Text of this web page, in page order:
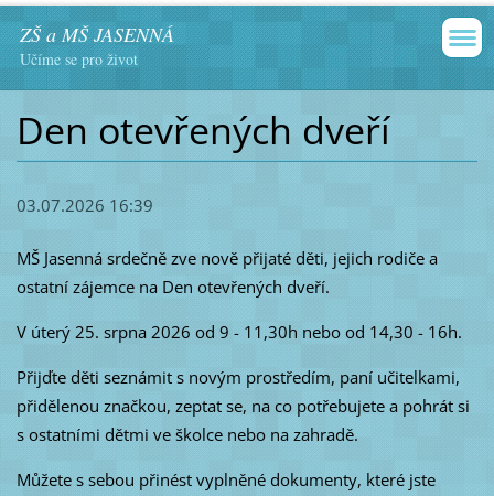
ZŠ a MŠ JASENNÁ
Učíme se pro život
Den otevřených dveří
03.07.2026 16:39
MŠ Jasenná srdečně zve nově přijaté děti, jejich rodiče a
ostatní zájemce na Den otevřených dveří.
V úterý 25. srpna 2026 od 9 - 11,30h nebo od 14,30 - 16h.
Přijďte děti seznámit s novým prostředím, paní učitelkami,
přidělenou značkou, zeptat se, na co potřebujete a pohrát si
s ostatními dětmi ve školce nebo na zahradě.
Můžete s sebou přinést vyplněné dokumenty, které jste